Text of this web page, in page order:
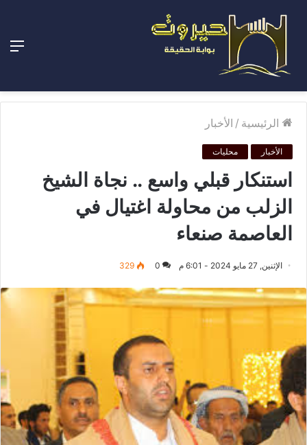
الرئيسية / الأخبار
الأخبار محليات
استنكار قبلي واسع .. نجاة الشيخ
الزلب من محاولة اغتيال في
العاصمة صنعاء
الإثنين, 27 مايو 2024 - 6:01 م 0
329